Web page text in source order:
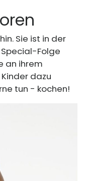
Sie ist in der
Folge
an ihrem
dazu
tun - kochen!